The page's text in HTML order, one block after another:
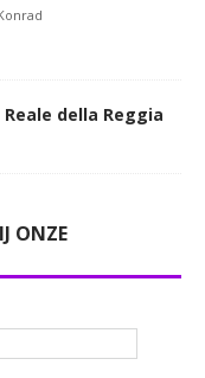
della Reggia
ONZE